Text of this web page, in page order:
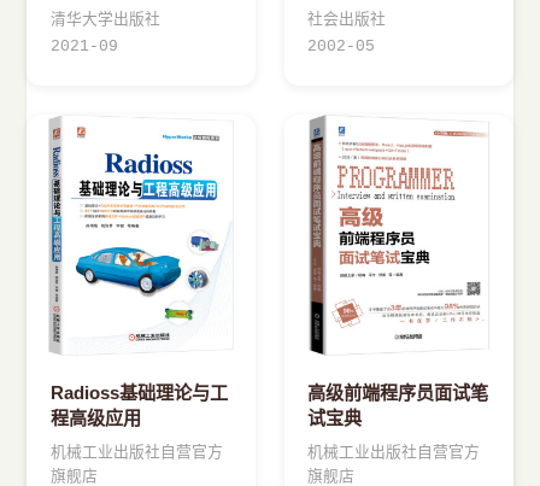
清华大学出版社
2021-09
社会出版社
2002-05
Radioss基础理论与工
程高级应用
机械工业出版社自营官方
旗舰店
高级前端程序员面试笔
试宝典
机械工业出版社自营官方
旗舰店